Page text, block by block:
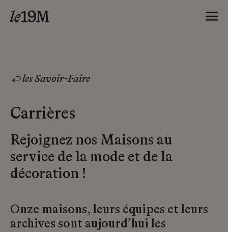
les Savoir-Faire
Carrières
Rejoignez nos Maisons au
service de la mode et de la
décoration !
Onze maisons, leurs équipes et leurs
archives sont aujourd’hui les